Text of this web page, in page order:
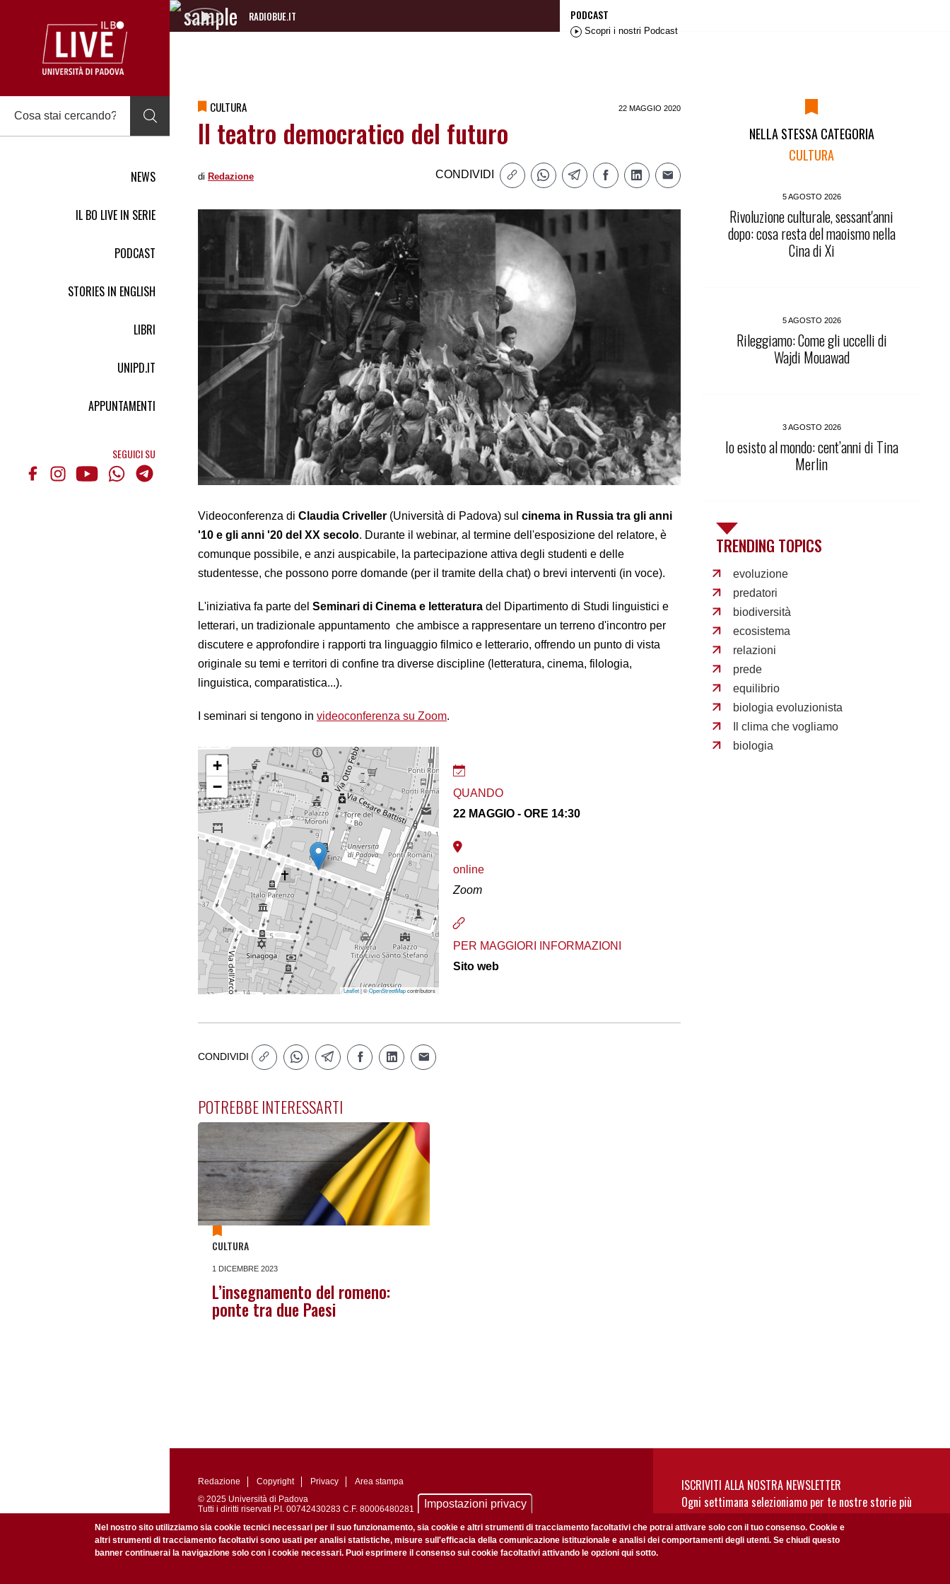
NEWS
IL BO LIVE IN SERIE
PODCAST
STORIES IN ENGLISH
LIBRI
UNIPD.IT
APPUNTAMENTI
SEGUICI SU
RADIOBUE.IT
Audio
PODCAST
Scopri i nostri Podcast
CULTURA 22 MAGGIO 2020
Il teatro democratico del futuro
di Redazione CONDIVIDI
Videoconferenza di Claudia Criveller (Università di Padova) sul cinema in Russia tra gli anni
'10 e gli anni '20 del XX secolo. Durante il webinar, al termine dell'esposizione del relatore, è
comunque possibile, e anzi auspicabile, la partecipazione attiva degli studenti e delle
studentesse, che possono porre domande (per il tramite della chat) o brevi interventi (in voce).
L'iniziativa fa parte del Seminari di Cinema e letteratura del Dipartimento di Studi linguistici e
letterari, un tradizionale appuntamento che ambisce a rappresentare un terreno d'incontro per
discutere e approfondire i rapporti tra linguaggio filmico e letterario, offrendo un punto di vista
originale su temi e territori di confine tra diverse discipline (letteratura, cinema, filologia,
linguistica, comparatistica...).
I seminari si tengono in videoconferenza su Zoom.
+
−
Leaflet| ©OpenStreetMapcontributors
QUANDO
22 MAGGIO - ORE 14:30
online
Zoom
PER MAGGIORI INFORMAZIONI
Sito web
CONDIVIDI
NELLA STESSA CATEGORIA
CULTURA
5 AGOSTO 2026
Rivoluzione culturale, sessant'anni
dopo: cosa resta del maoismo nella
Cina di Xi
5 AGOSTO 2026
Rileggiamo: Come gli uccelli di
Wajdi Mouawad
3 AGOSTO 2026
Io esisto al mondo: cent’anni di Tina
Merlin
TRENDING TOPICS
evoluzione
predatori
biodiversità
ecosistema
relazioni
prede
equilibrio
biologia evoluzionista
Il clima che vogliamo
biologia
POTREBBE INTERESSARTI
CULTURA
1 DICEMBRE 2023
L’insegnamento del romeno:
ponte tra due Paesi
ISCRIVITI ALLA NOSTRA NEWSLETTER
Ogni settimana selezioniamo per te nostre storie più
rilevanti: non perderti gli aggiornamenti della nostra
newsletter
Redazione Copyright Privacy
Area stampa
© 2025 Università di Padova
Tutti i diritti riservati P.I. 00742430283 C.F. 80006480281
Impostazioni privacy
Nel nostro sito utilizziamo sia cookie tecnici necessari per il suo funzionamento, sia cookie e altri strumenti di tracciamento facoltativi che potrai attivare solo con il tuo consenso. Cookie e
altri strumenti di tracciamento facoltativi sono usati per analisi statistiche, misure sull'efficacia della comunicazione istituzionale e analisi dei comportamenti degli utenti. Se chiudi questo
banner continuerai la navigazione solo con i cookie necessari. Puoi esprimere il consenso sui cookie facoltativi attivando le opzioni qui sotto.